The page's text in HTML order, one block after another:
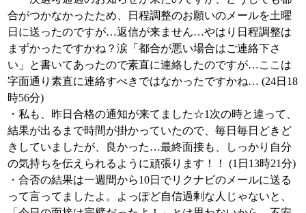
合がつかなかったため、日程調整のお願いのメールを土曜
日に送ったのですが…返信が来ません…やはり日程調整は
まずかったですかね？涙「都合が悪い場合はご連絡下さ
い」と書いてあったので素直に連絡したのですが…ここは
字面通り素直に連絡すべきではなかったですかね… (24日18
時56分)
・私も、昨日合格の通知が来てました☆1次の時と違って、
結果が出るまで時間が掛かっていたので、毎日毎日どきど
きしていましたが、良かった…最終面接も、しっかり自分
の気持ちを伝えられるように頑張ります！！ (1日13時21分)
・合否の結果は一週間から10日でリクナビのメールに送る
って言ってましたよ。よっぽど自信過剰な人じゃないと、